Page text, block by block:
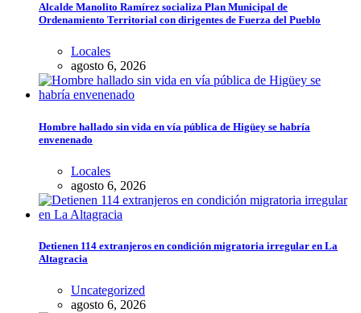
Alcalde Manolito Ramírez socializa Plan Municipal de
Ordenamiento Territorial con dirigentes de Fuerza del Pueblo
Locales
agosto 6, 2026
Hombre hallado sin vida en vía pública de Higüey se habría
envenenado
Locales
agosto 6, 2026
Detienen 114 extranjeros en condición migratoria irregular en La
Altagracia
Uncategorized
agosto 6, 2026